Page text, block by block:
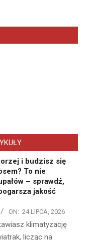
i budzisz się
To nie
– sprawdź,
jakość
ON: 24 LIPCA, 2026
klimatyzację
licząc na